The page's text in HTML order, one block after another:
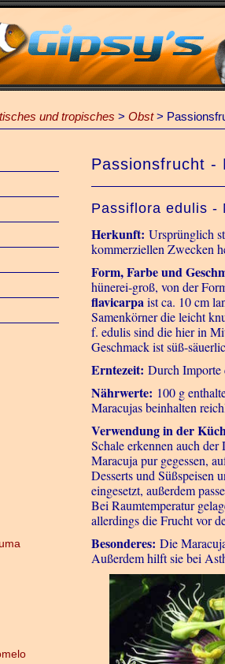
und tropisches > Obst>
Passionsfrucht -
Passiflora edulis -
Herkunft: Ursprünglich
kommerziellen Zwecken
Form, Farbe und
hünerei-groß, von der
flavicarpaist ca. 10 cm
Samenkörner die leicht
f. edulis sind die hier in
Geschmack ist süß-
Erntezeit: Durch Importe
Nährwerte: 100 g
Maracujas beinhalten
Verwendung in der
Schale erkennen auch
Maracuja pur gegessen,
Desserts und
eingesetzt, außerdem
Bei Raumtemperatur
allerdings die Frucht vor
Besonderes: Die
Außerdem hilft sie bei